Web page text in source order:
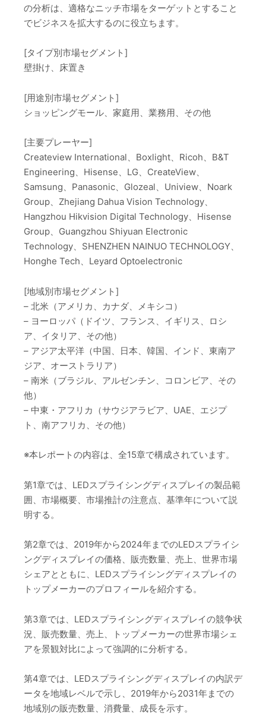
の分析は、適格なニッチ市場をターゲットとすること
でビジネスを拡大するのに役立ちます。
[タイプ別市場セグメント]
壁掛け、床置き
[用途別市場セグメント]
ショッピングモール、家庭用、業務用、その他
[主要プレーヤー]
Createview International、Boxlight、Ricoh、B&T
Engineering、Hisense、LG、CreateView、
Samsung、Panasonic、Glozeal、Uniview、Noark
Group、Zhejiang Dahua Vision Technology、
Hangzhou Hikvision Digital Technology、Hisense
Group、Guangzhou Shiyuan Electronic
Technology、SHENZHEN NAINUO TECHNOLOGY、
Honghe Tech、Leyard Optoelectronic
[地域別市場セグメント]
– 北米（アメリカ、カナダ、メキシコ）
– ヨーロッパ（ドイツ、フランス、イギリス、ロシ
ア、イタリア、その他）
– アジア太平洋（中国、日本、韓国、インド、東南ア
ジア、オーストラリア）
– 南米（ブラジル、アルゼンチン、コロンビア、その
他）
– 中東・アフリカ（サウジアラビア、UAE、エジプ
ト、南アフリカ、その他）
※本レポートの内容は、全15章で構成されています。
第1章では、LEDスプライシングディスプレイの製品範
囲、市場概要、市場推計の注意点、基準年について説
明する。
第2章では、2019年から2024年までのLEDスプライシ
ングディスプレイの価格、販売数量、売上、世界市場
シェアとともに、LEDスプライシングディスプレイの
トップメーカーのプロフィールを紹介する。
第3章では、LEDスプライシングディスプレイの競争状
況、販売数量、売上、トップメーカーの世界市場シェ
アを景観対比によって強調的に分析する。
第4章では、LEDスプライシングディスプレイの内訳デ
ータを地域レベルで示し、2019年から2031年までの
地域別の販売数量、消費量、成長を示す。